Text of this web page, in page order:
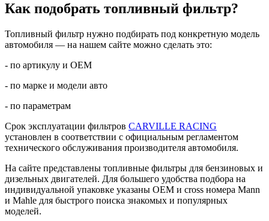
Как подобрать топливный фильтр?
Топливный фильтр нужно подбирать под конкретную модель
автомобиля — на нашем сайте можно сделать это:
- по артикулу и ОЕМ
- по марке и модели авто
- по параметрам
Срок эксплуатации фильтров CARVILLE RACING
установлен в соответствии с официальным регламентом
технического обслуживания производителя автомобиля.
На сайте представлены топливные фильтры для бензиновых и
дизельных двигателей. Для большего удобства подбора на
индивидуальной упаковке указаны ОЕМ и cross номера Mann
и Mahle для быстрого поиска знакомых и популярных
моделей.